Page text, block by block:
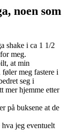
noen som
shake i ca 1 1/2
meg.
at min
føler meg fastere i
seg i
mer hjemme etter
på buksene at de
hva jeg eventuelt